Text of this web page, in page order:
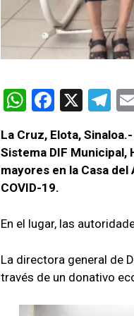
W
at
s
A
p
p
F
ce
b
o
o
k
X
T
e
gr
m
La Cruz, Elota,
Sistema DIF Municipal,
mayores en la Casa
COVID-19.
En el lugar, las
La directora general de
través de un donativo